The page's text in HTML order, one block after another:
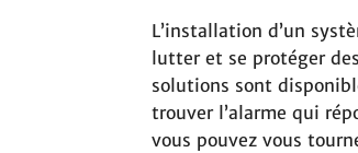
L’installation d’un
lutter et se protéger
solutions sont
trouver l’alarme qui
vous pouvez vous